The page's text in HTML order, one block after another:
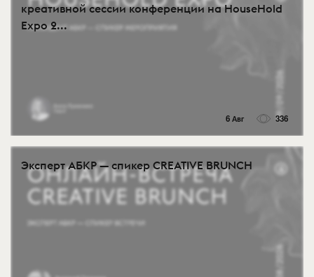
креативной сессии конференции на HouseHold
Expo 2...
6 Авг 336
Эксперт АБКР — спикер CREATIVE BRUNCH